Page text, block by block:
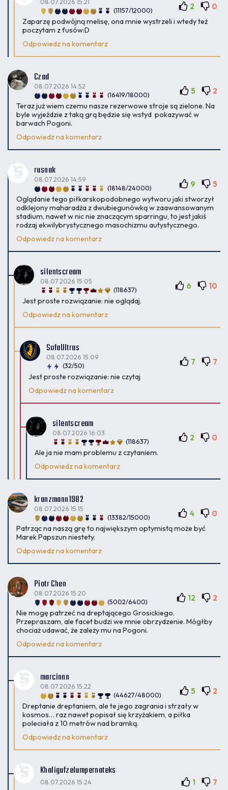
(11157/12000) 2 0
Zaparzę podwójną melisę, ona mnie wystrzeli i wtedy też
poczytam z fusów:D
Odpowiedz na komentarz
Czad
(16419/18000)
08.07.2026 14:52 5 2
Teraz już wiem czemu nasze rezerwowe stroje są zielone. Na
byle wyjeździe z taką grą będzie się wstyd pokazywać w
barwach Pogoni.
Odpowiedz na komentarz
rusnak
(18148/24000)
08.07.2026 14:59 9 5
Oglądanie tego piłkarskopodobnego wytworu jaki stworzył
odklejony maharadża z dwubiegunówką w zaawansowanym
stadium, nawet w nic nie znaczącym sparringu, to jest jakiś
rodzaj ekwilybrystycznego masochizmu autystycznego.
Odpowiedz na komentarz
silentscream
(118637)
08.07.2026 15:05 6 10
Jest proste rozwiązanie: nie oglądaj.
Odpowiedz na komentarz
SofaUltras
(32/50)
08.07.2026 15:09 7 7
Jest proste rozwiązanie: nie czytaj
Odpowiedz na komentarz
silentscream
(118637)
08.07.2026 16:03 2 0
Ale ja nie mam problemu z czytaniem.
Odpowiedz na komentarz
kranzmann1982
(13382/15000)
08.07.2026 15:15 4 0
Patrząc na naszą grę to największym optymistą może być
Marek Papszun niestety.
Odpowiedz na komentarz
Piotr Chen
(5002/6400)
08.07.2026 15:20 12 2
Nie mogę patrzeć na dreptającego Grosickiego.
Przepraszam, ale facet budzi we mnie obrzydzenie. Mógłby
chociaż udawać, że zależy mu na Pogoni.
Odpowiedz na komentarz
marcinnn
(44627/48000)
08.07.2026 15:22 5 2
Dreptanie dreptaniem, ale te jego zagrania i strzały w
kosmos… raz nawet popisał się krzyżakiem, a piłka
poleciała z 10 metrów nad bramką.
Odpowiedz na komentarz
Khaligufzelumpernateks
08.07.2026 15:24 1 7